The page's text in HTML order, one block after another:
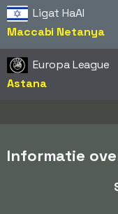
Ligat HaAl
Maccabi Netanya
Europa League
Astana
Informatie